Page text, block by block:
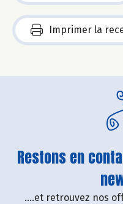
Imprimer la
Restons en
....et retrouvez nos